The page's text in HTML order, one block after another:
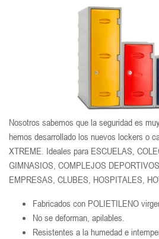
Nosotros sabemos que la seguridad es
hemos desarrollado los nuevos lockers o
XTREME. Ideales para ESCUELAS,
GIMNASIOS, COMPLEJOS
EMPRESAS, CLUBES, HOSPITALES,
Fabricados con POLIETILENO
No se deforman, apilables.
Resistentes a la humedad e